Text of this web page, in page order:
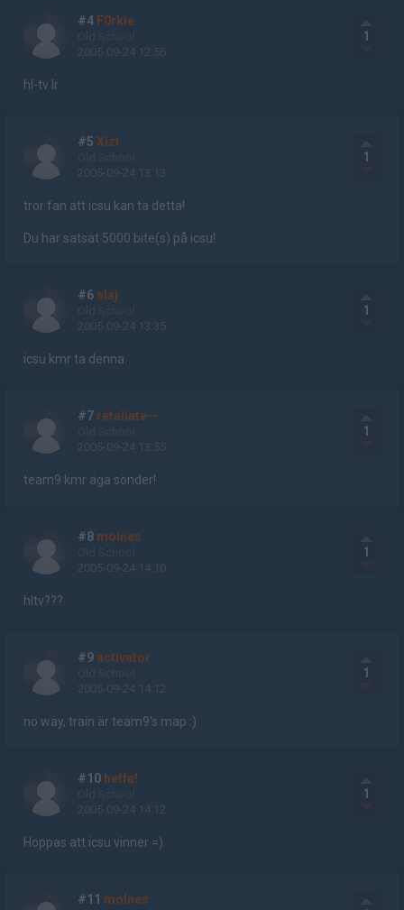
#4 F0rkie
2005-09-24 12:56
1
hl-tv lr
#5 Xizt
2005-09-24 13:13
1
tror fan att icsu kan ta detta!
Du har satsat 5000 bite(s) på icsu!
#6 slaj
2005-09-24 13:35
1
icsu kmr ta denna.
#7 retaliate--
2005-09-24 13:55
1
team9 kmr äga sönder!
#8 molnes
2005-09-24 14:10
1
hltv???
#9 activator
2005-09-24 14:12
1
no way, train är team9's map :)
#10 heffa!
2005-09-24 14:12
1
Hoppas att icsu vinner =)
#11 molnes